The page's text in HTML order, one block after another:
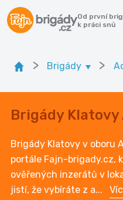
Od první
k práci snů
> Brigády >
Brigády
Brigády Klatovy v oboru
portále Fajn-brigady.cz,
ověřených inzerátů v
jistí, že vybíráte z a...